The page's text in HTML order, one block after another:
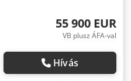
55 900 EUR
VB plusz ÁFA-val
Hívás